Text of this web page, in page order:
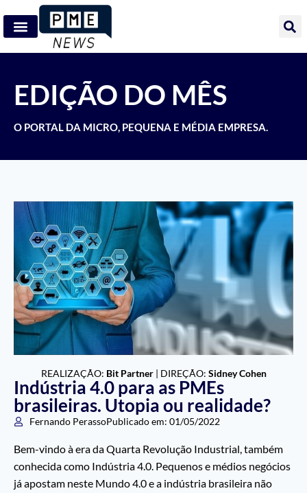
EDIÇÃO DO MÊS
O PORTAL DA MICRO, PEQUENA E MÉDIA EMPRESA.
REALIZAÇÃO: Bit Partner| DIREÇÃO: Sidney Cohen
Indústria 4.0 para as PMEs
brasileiras. Utopia ou realidade?
Fernando PerassoPublicado em: 01/05/2022
Bem-vindo à era da Quarta Revolução Industrial, também
conhecida como Indústria 4.0. Pequenos e médios negócios
já apostam neste Mundo 4.0 e a indústria brasileira não